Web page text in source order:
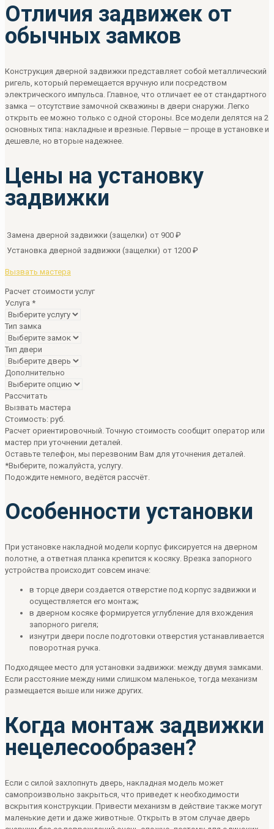
Отличия задвижек от
обычных замков
Конструкция дверной задвижки представляет собой металлический
ригель, который перемещается вручную или посредством
электрического импульса. Главное, что отличает ее от стандартного
замка — отсутствие замочной скважины в двери снаружи. Легко
открыть ее можно только с одной стороны. Все модели делятся на 2
основных типа: накладные и врезные. Первые — проще в установке и
дешевле, но вторые надежнее.
Цены на установку
задвижки
Замена дверной задвижки (защелки) от 900 ₽
Установка дверной задвижки (защелки) от 1200 ₽
Вызвать мастера
Расчет стоимости услуг
Услуга *
Тип замка
Тип двери
Дополнительно
Рассчитать
Вызвать мастера
Стоимость: руб.
Расчет ориентировочный. Точную стоимость сообщит оператор или
мастер при уточнении деталей.
Оставьте телефон, мы перезвоним Вам для уточнения деталей.
*Выберите, пожалуйста, услугу.
Подождите немного, ведётся рассчёт.
Особенности установки
При установке накладной модели корпус фиксируется на дверном
полотне, а ответная планка крепится к косяку. Врезка запорного
устройства происходит совсем иначе:
в торце двери создается отверстие под корпус задвижки и
осуществляется его монтаж;
в дверном косяке формируется углубление для вхождения
запорного ригеля;
изнутри двери после подготовки отверстия устанавливается
поворотная ручка.
Подходящее место для установки задвижки: между двумя замками.
Если расстояние между ними слишком маленькое, тогда механизм
размещается выше или ниже других.
Когда монтаж задвижки
нецелесообразен?
Если с силой захлопнуть дверь, накладная модель может
самопроизвольно закрыться, что приведет к необходимости
вскрытия конструкции. Привести механизм в действие также могут
маленькие дети и даже животные. Открыть в этом случае дверь